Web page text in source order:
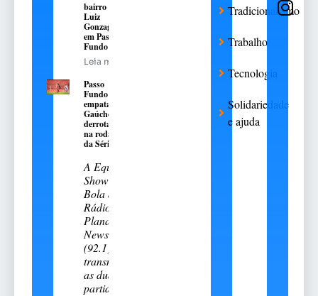
bairro São
Luiz
Gonzaga,
em Passo
Fundo
Leia mais
Passo
Fundo
empata e
Gaúcho é
derrotado
na rodada
da Série A-2
A Equipe
Show de
Bola da
Rádio
Planalto
News
(92.1)
transmitiu
as duas
partidas
Tradicionalismo
Trabalho
Tecnologia
Solidariedade
e ajuda